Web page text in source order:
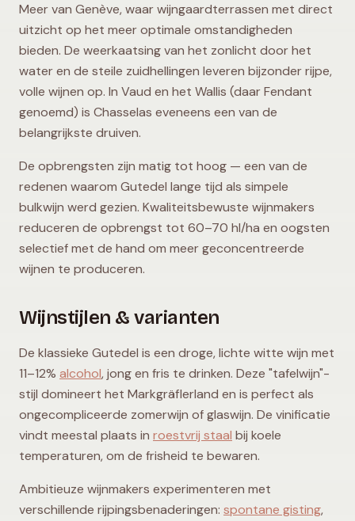
Meer van Genève, waar wijngaardterrassen met direct
uitzicht op het meer optimale omstandigheden
bieden. De weerkaatsing van het zonlicht door het
water en de steile zuidhellingen leveren bijzonder rijpe,
volle wijnen op. In Vaud en het Wallis (daar Fendant
genoemd) is Chasselas eveneens een van de
belangrijkste druiven.
De opbrengsten zijn matig tot hoog — een van de
redenen waarom Gutedel lange tijd als simpele
bulkwijn werd gezien. Kwaliteitsbewuste wijnmakers
reduceren de opbrengst tot 60–70 hl/ha en oogsten
selectief met de hand om meer geconcentreerde
wijnen te produceren.
Wijnstijlen & varianten
De klassieke Gutedel is een droge, lichte witte wijn met
11–12% alcohol, jong en fris te drinken. Deze "tafelwijn"-
stijl domineert het Markgräflerland en is perfect als
ongecompliceerde zomerwijn of glaswijn. De vinificatie
vindt meestal plaats in roestvrij staal bij koele
temperaturen, om de frisheid te bewaren.
Ambitieuze wijnmakers experimenteren met
verschillende rijpingsbenaderingen: spontane gisting,